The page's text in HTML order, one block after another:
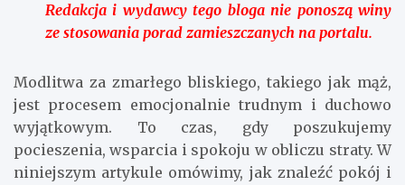
Redakcja i wydawcy tego bloga nie ponoszą winy
ze stosowania porad zamieszczanych na portalu.
Modlitwa za zmarłego bliskiego, takiego jak mąż,
jest procesem emocjonalnie trudnym i duchowo
wyjątkowym. To czas, gdy poszukujemy
pocieszenia, wsparcia i spokoju w obliczu straty. W
niniejszym artykule omówimy, jak znaleźć pokój i